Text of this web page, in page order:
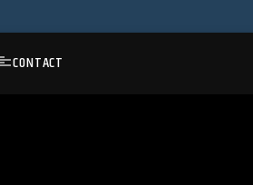
CONTACT